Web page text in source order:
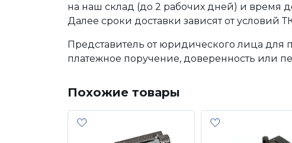
на наш склад (до 2 рабочих дней) и время
Далее сроки доставки зависят от условий
Представитель от юридического лица для
платежное поручение, доверенность или
Похожие товары